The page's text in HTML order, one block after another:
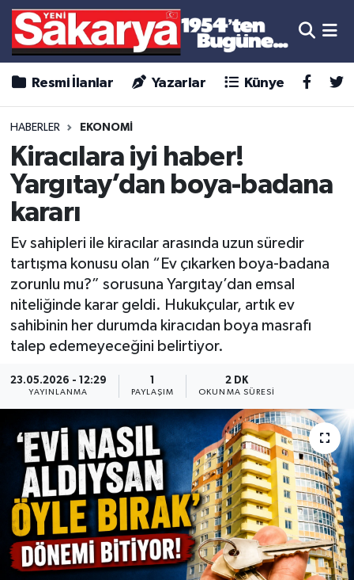
Resmi İlanlar Yazarlar Künye
HABERLER EKONOMİ
Kiracılara iyi haber!
Yargıtay’dan boya-badana
kararı
Ev sahipleri ile kiracılar arasında uzun süredir
tartışma konusu olan “Ev çıkarken boya-badana
zorunlu mu?” sorusuna Yargıtay’dan emsal
niteliğinde karar geldi. Hukukçular, artık ev
sahibinin her durumda kiracıdan boya masrafı
talep edemeyeceğini belirtiyor.
23.05.2026 - 12:29
YAYINLANMA PAYLAŞIM
2 DK
OKUNMA SÜRESI